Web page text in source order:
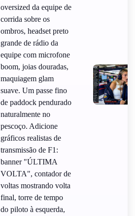
oversized da equipe de
corrida sobre os
ombros, headset preto
grande de rádio da
equipe com microfone
boom, joias douradas,
maquiagem glam
suave. Um passe fino
de paddock pendurado
naturalmente no
pescoço. Adicione
gráficos realistas de
transmissão de F1:
banner "ÚLTIMA
VOLTA", contador de
voltas mostrando volta
final, torre de tempo
do piloto à esquerda,